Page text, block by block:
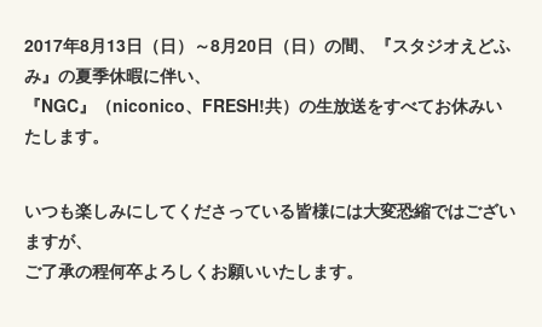
2017年8月13日（日）～8月20日（日）の間、『スタジオえどふ
み』の夏季休暇に伴い、
『NGC』（niconico、FRESH!共）の生放送をすべてお休みい
たします。
いつも楽しみにしてくださっている皆様には大変恐縮ではござい
ますが、
ご了承の程何卒よろしくお願いいたします。